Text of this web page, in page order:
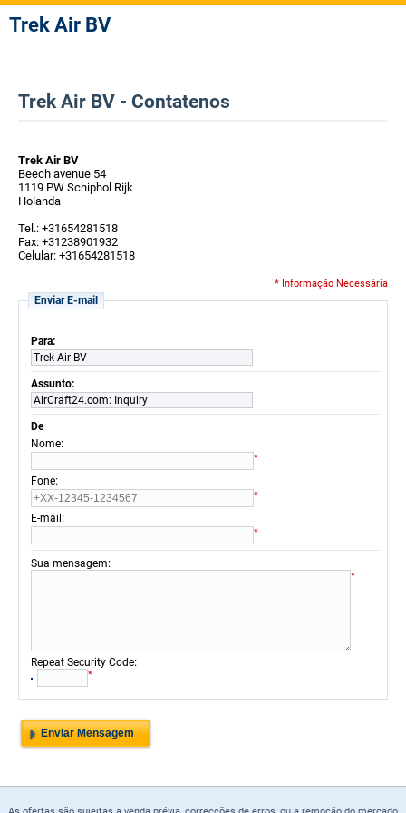
Trek Air BV
Trek Air BV - Contatenos
Trek Air BV
Beech avenue 54
1119 PW Schiphol Rijk
Holanda
Tel.: +31654281518
Fax: +31238901932
Celular: +31654281518
* Informação Necessária
Enviar E-mail
Para:
Trek Air BV
Assunto:
AirCraft24.com: Inquiry
De
Nome:
*
Fone:
*
E-mail :
*
Sua mensagem:
*
Repeat Security Code:
*